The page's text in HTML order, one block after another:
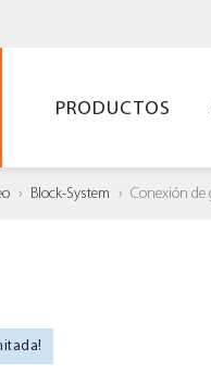
PRODUCTOS
Block-System Conexión de